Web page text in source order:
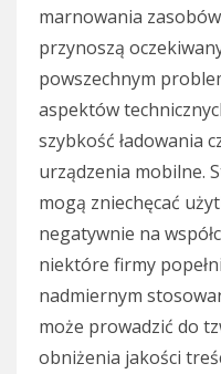
marnowania
przynoszą
powszechnym
aspektów
szybkość ładowania
urządzenia mobilne.
mogą zniechęcać
negatywnie na
niektóre firmy
nadmiernym
może prowadzić do
obniżenia jakości